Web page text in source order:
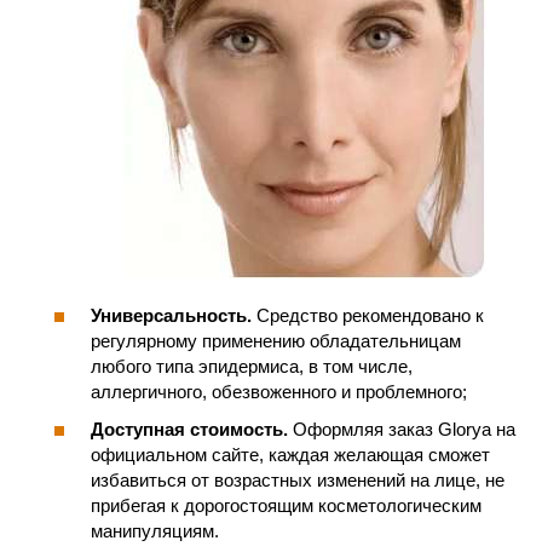
Универсальность. Средство рекомендовано к
регулярному применению обладательницам
любого типа эпидермиса, в том числе,
аллергичного, обезвоженного и проблемного;
Доступная стоимость. Оформляя заказ Glorya на
официальном сайте, каждая желающая сможет
избавиться от возрастных изменений на лице, не
прибегая к дорогостоящим косметологическим
манипуляциям.